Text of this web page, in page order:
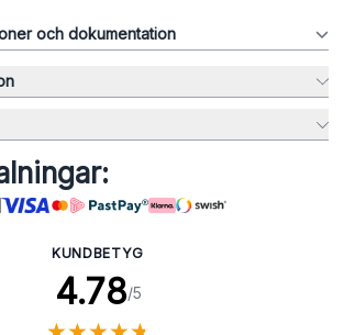
och dokumentation
KUNDBETYG
4.78/5